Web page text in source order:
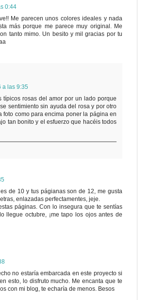
0:44
Me parecen unos colores ideales y nada
más porque me parece muy original. Me
tanto mimo. Un besito y mil gracias por tu
a las 9:35
típicos rosas del amor por un lado porque
sentimiento sin ayuda del rosa y por otro
como para encima poner la página en
tan bonito y el esfuerzo que hacéis todos
de 10 y tus págianas son de 12, me gusta
enlazadas perfectamentes, jeje.
páginas. Con lo insegura que te sentías
llegue octubre, ¡me tapo los ojos antes de
no estaría embarcada en este proyecto si
esto, lo disfruto mucho. Me encanta que te
con mi blog, te echaría de menos. Besos